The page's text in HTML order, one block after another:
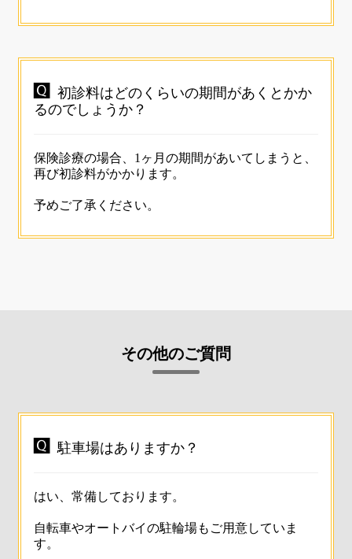
 初診料はどのくらいの期間があくとかか
るのでしょうか？
保険診療の場合、1ヶ月の期間があいてしまうと、
再び初診料がかかります。
予めご了承ください。
その他のご質問
 駐車場はありますか？
はい、常備しております。
自転車やオートバイの駐輪場もご用意していま
す。